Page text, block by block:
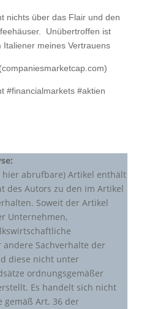
nichts über das Flair und den
Unübertroffen ist
meines Vertrauens
#financialmarkets #aktien
hier abrufbare) Artikel enthält
des Autors zu den im Artikel
Soweit der Artikel
Unternehmen,
Sachverhalte der
diese nicht unter
ordnungsgemäßer
Es handelt sich nicht
gemäß Art. 36 der